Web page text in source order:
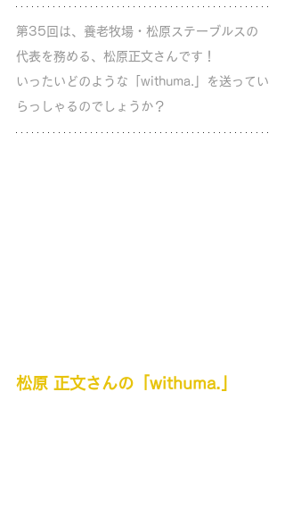
第35回は、養老牧場・松原ステーブルスの
代表を務める、松原正文さんです！
いったいどのような「withuma.」を送ってい
らっしゃるのでしょうか？
松原 正文さんの「withuma.」